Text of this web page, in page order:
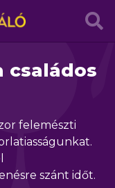
családos
felemészti
szánt időt.